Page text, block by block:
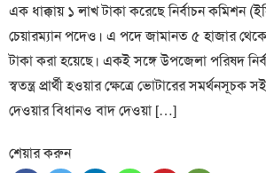
এক ধাক্কায় ১ লাখ টাকা করেছে নির্বাচন কমিশন
চেয়ারম্যান পদেও। এ পদে জামানত ৫ হাজার
টাকা করা হয়েছে। একই সঙ্গে উপজেলা পরিষদ
স্বতন্ত্র প্রার্থী হওয়ার ক্ষেত্রে ভোটারের
দেওয়ার বিধানও বাদ দেওয়া […]
শেয়ার করুন